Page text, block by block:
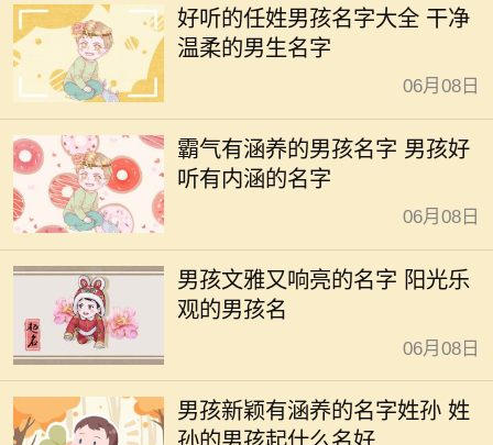
好听的任姓男孩名字大全 干净
温柔的男生名字
06月08日
霸气有涵养的男孩名字 男孩好
听有内涵的名字
06月08日
男孩文雅又响亮的名字 阳光乐
观的男孩名
06月08日
男孩新颖有涵养的名字姓孙 姓